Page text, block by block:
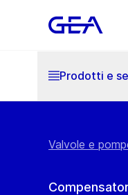
Prodotti e
Valvole e